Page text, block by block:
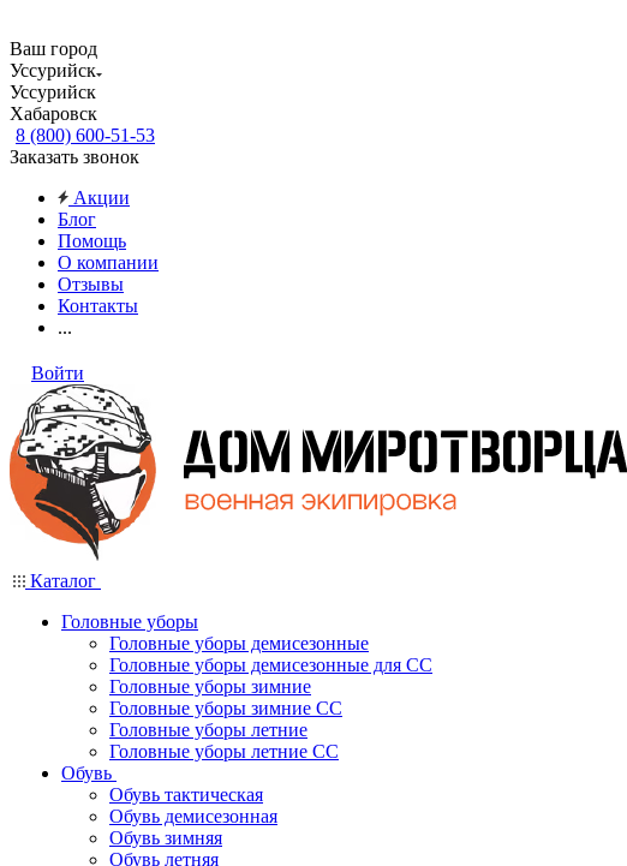
Ваш город
Уссурийск
Уссурийск
Хабаровск
8 (800) 600-51-53
Заказать звонок
Акции
Блог
Помощь
О компании
Отзывы
Контакты
...
Войти
Каталог
Головные уборы
Головные уборы демисезонные
Головные уборы демисезонные для СС
Головные уборы зимние
Головные уборы зимние СС
Головные уборы летние
Головные уборы летние СС
Обувь
Обувь тактическая
Обувь демисезонная
Обувь зимняя
Обувь летняя